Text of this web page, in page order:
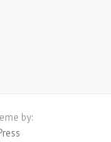
by: